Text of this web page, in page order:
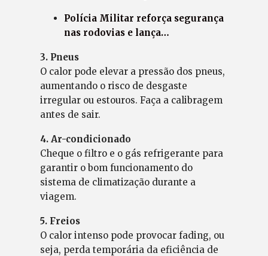
Polícia Militar reforça segurança
nas rodovias e lança…
3. Pneus
O calor pode elevar a pressão dos pneus,
aumentando o risco de desgaste
irregular ou estouros. Faça a calibragem
antes de sair.
4. Ar-condicionado
Cheque o filtro e o gás refrigerante para
garantir o bom funcionamento do
sistema de climatização durante a
viagem.
5. Freios
O calor intenso pode provocar fading, ou
seja, perda temporária da eficiência de